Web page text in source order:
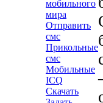
мобильного
мира
Отправить
смс
Прикольные
смс
Мобильные
ICQ
Скачать